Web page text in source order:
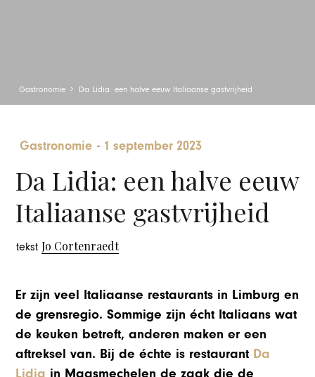
Gastronomie Da Lidia: een halve eeuw Italiaanse gastvrijheid
Gastronomie - 1 september 2023
Da Lidia: een halve eeuw
Italiaanse gastvrijheid
tekstJo Cortenraedt
Er zijn veel Italiaanse restaurants in Limburg en
de grensregio. Sommige zijn écht Italiaans wat
de keuken betreft, anderen maken er een
aftreksel van. Bij de échte is restaurant Da
Lidia in Maasmechelen de zaak die de